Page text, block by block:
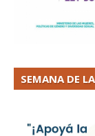
SEMANA DE